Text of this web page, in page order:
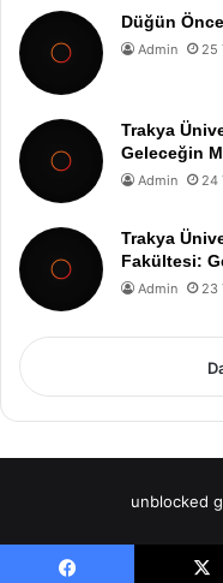
Düğün
Admin 25
Trakya
Geleceğin
Admin 24
Trakya
Fakültesi:
Admin 23
unblocked